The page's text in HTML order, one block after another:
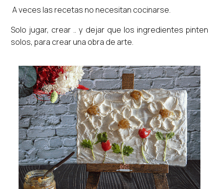
A veces las recetas no necesitan cocinarse.
Solo jugar, crear .. y dejar que los ingredientes pinten
solos, para crear una obra de arte.